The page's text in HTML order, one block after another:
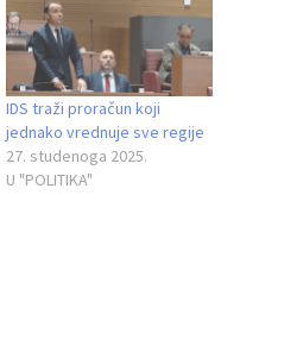
IDS traži proračun koji
jednako vrednuje sve regije
27. studenoga 2025.
U "POLITIKA"